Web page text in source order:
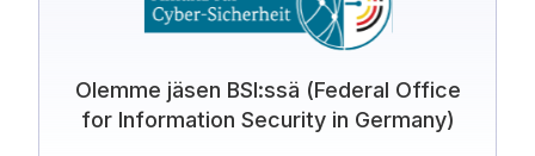
Olemme jäsen BSI:ssä (Federal Office
for Information Security in Germany)